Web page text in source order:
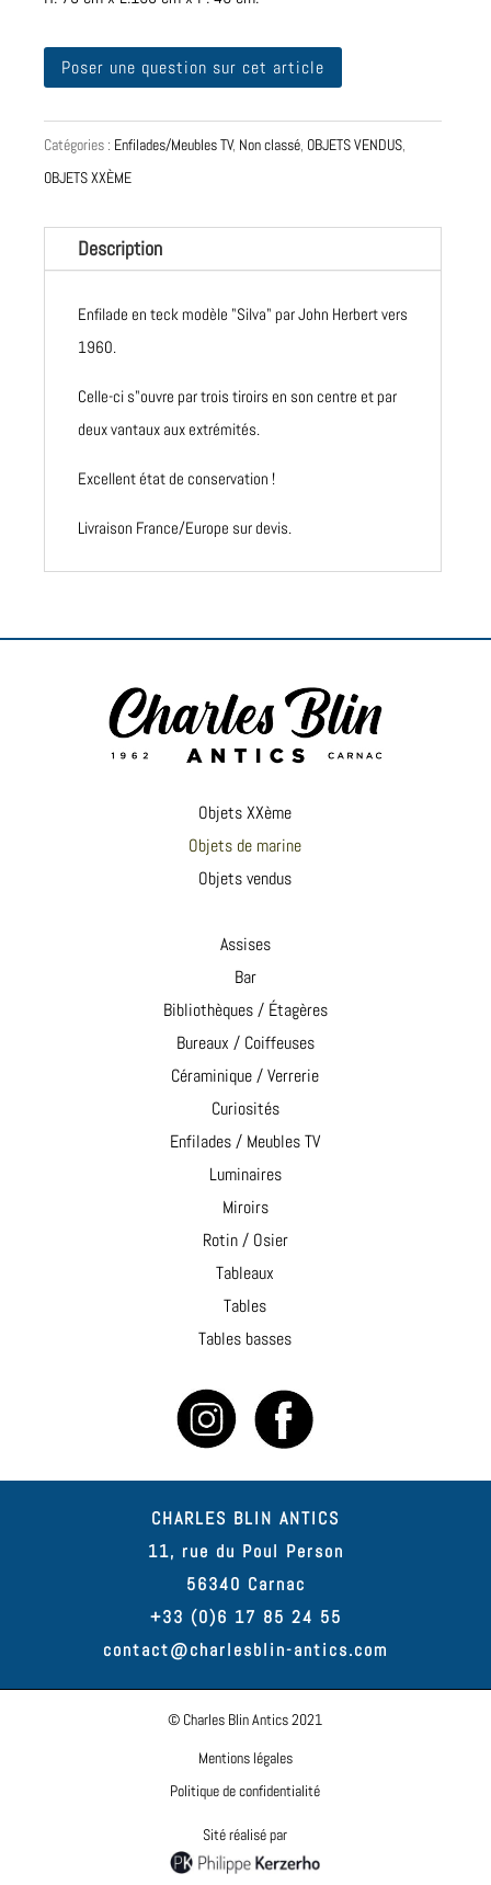
Poser une question sur cet article
Catégories : Enfilades/Meubles TV, Non classé, OBJETS VENDUS,
OBJETS XXÈME
Description
Enfilade en teck modèle "Silva" par John Herbert vers
1960.
Celle-ci s"ouvre par trois tiroirs en son centre et par
deux vantaux aux extrémités.
Excellent état de conservation !
Livraison France/Europe sur devis.
Objets XXème
Objets de marine
Objets vendus
Assises
Bar
Bibliothèques / Étagères
Bureaux / Coiffeuses
Céraminique / Verrerie
Curiosités
Enfilades / Meubles TV
Luminaires
Miroirs
Rotin / Osier
Tableaux
Tables
Tables basses
CHARLES BLIN ANTICS
11, rue du Poul Person
56340 Carnac
+33 (0)6 17 85 24 55
contact@charlesblin-antics.com
© Charles Blin Antics 2021
Mentions légales
Politique de confidentialité
Sité réalisé par